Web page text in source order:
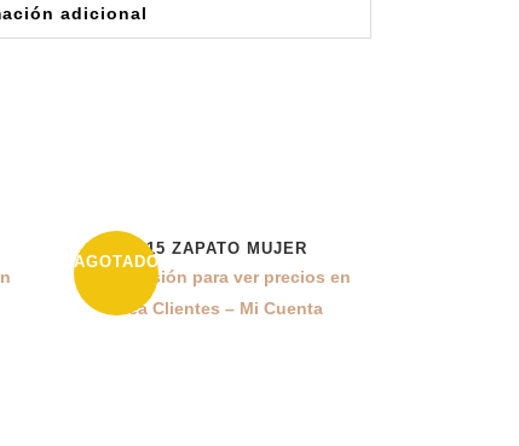
adicional
AGOTADO
L815 ZAPATO MUJER
Inicia sesión para ver precios en
Área Clientes – Mi Cuenta